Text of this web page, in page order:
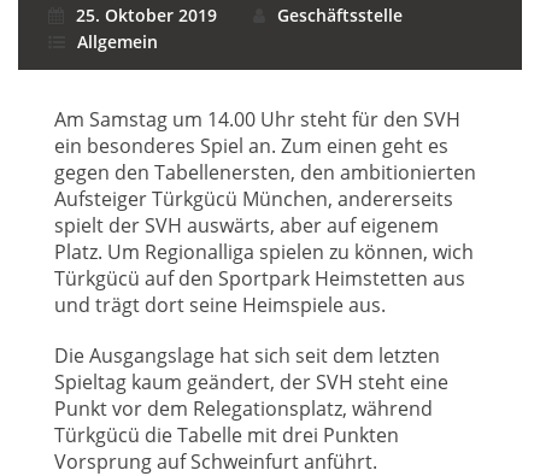
25. Oktober 2019
Geschäftsstelle
Allgemein
Am Samstag um 14.00 Uhr steht für den SVH
ein besonderes Spiel an. Zum einen geht es
gegen den Tabellenersten, den ambitionierten
Aufsteiger Türkgücü München, andererseits
spielt der SVH auswärts, aber auf eigenem
Platz. Um Regionalliga spielen zu können, wich
Türkgücü auf den Sportpark Heimstetten aus
und trägt dort seine Heimspiele aus.
Die Ausgangslage hat sich seit dem letzten
Spieltag kaum geändert, der SVH steht eine
Punkt vor dem Relegationsplatz, während
Türkgücü die Tabelle mit drei Punkten
Vorsprung auf Schweinfurt anführt.